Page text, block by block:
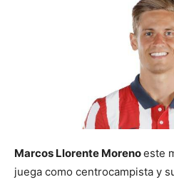
Marcos Llorente Morenoeste
juega como centrocampista y